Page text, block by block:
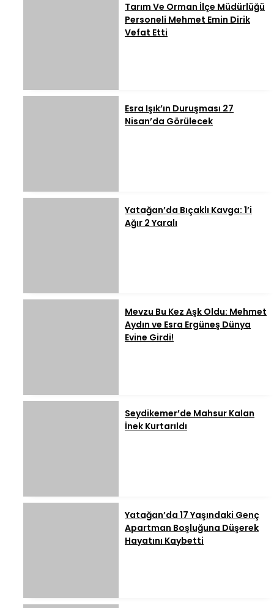
Tarım Ve Orman İlçe Müdürlüğü
Personeli Mehmet Emin Dirik
Vefat Etti
Esra Işık’ın Duruşması 27
Nisan’da Görülecek
Yatağan’da Bıçaklı Kavga: 1’i
Ağır 2 Yaralı
Mevzu Bu Kez Aşk Oldu: Mehmet
Aydın ve Esra Ergüneş Dünya
Evine Girdi!
Seydikemer’de Mahsur Kalan
İnek Kurtarıldı
Yatağan’da 17 Yaşındaki Genç
Apartman Boşluğuna Düşerek
Hayatını Kaybetti